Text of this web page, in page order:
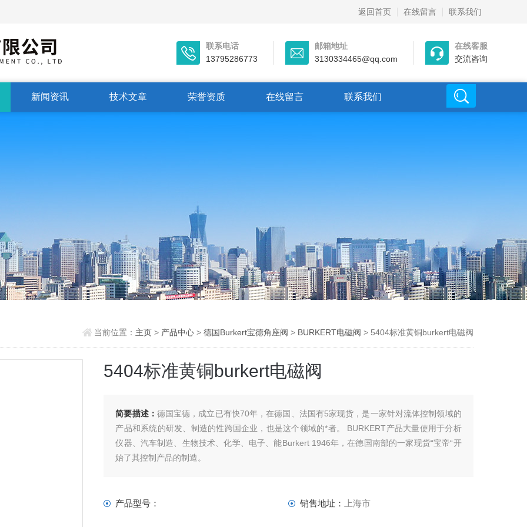
返回首页 在线留言 联系我们
联系电话
13795286773
邮箱地址
3130334465@qq.com
在线客服
交流咨询
新闻资讯 技术文章 荣誉资质 在线留言 联系我们
当前位置： 主页 > 产品中心> 德国Burkert宝德角座阀 > BURKERT电磁阀 > 5404标准黄铜burkert电磁阀
5404标准黄铜burkert电磁阀
简要描述： 德国宝德，成立已有快70年，在德国、法国有5家现货，是一家针对流体控制领域的
产品和系统的研发、制造的性跨国企业，也是这个领域的*者。 BURKERT产品大量使用于分析
仪器、汽车制造、生物技术、化学、电子、能Burkert 1946年，在德国南部的一家现货“宝帝“开
始了其控制产品的制造。
产品型号： 销售地址： 上海市